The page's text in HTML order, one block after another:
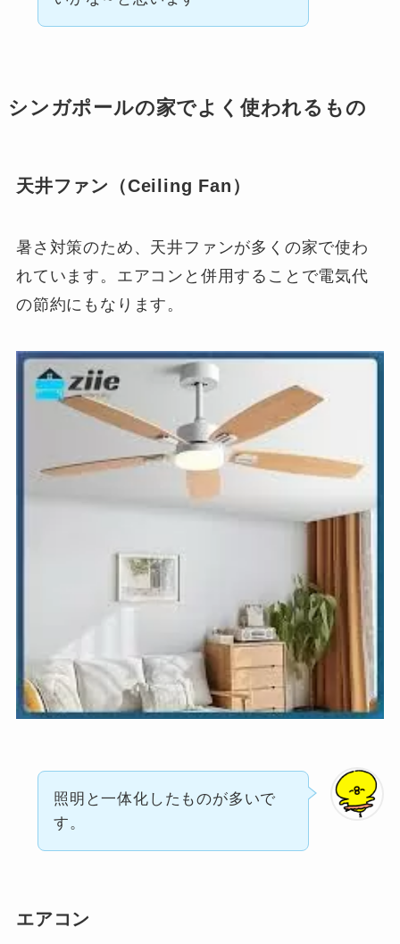
シンガポールの家でよく使われるもの
天井ファン（Ceiling Fan）
暑さ対策のため、天井ファンが多くの家で使わ
れています。エアコンと併用することで電気代
の節約にもなります。
照明と一体化したものが多いで
す。
エアコン